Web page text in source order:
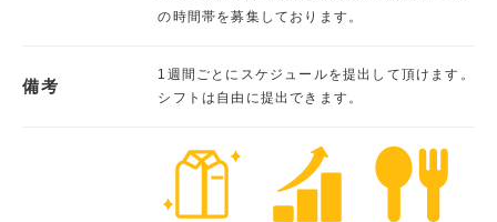
の時間帯を募集しております。
備考
1週間ごとにスケジュールを提出して頂けます。
シフトは自由に提出できます。